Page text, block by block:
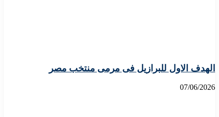
الهدف الاول للبرازيل فى مرمى منتخب مصر
07/06/2026